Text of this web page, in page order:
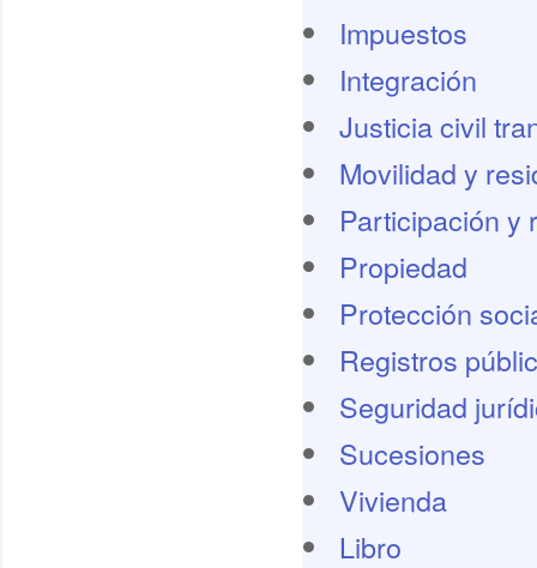
Impuestos
Integración
Justicia civil
Movilidad y
Participación y
Propiedad
Protección
Registros
Seguridad
Sucesiones
Vivienda
Libro